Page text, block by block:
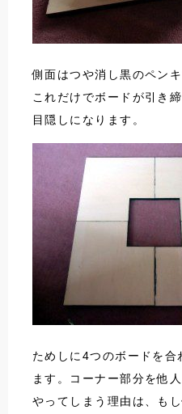
側面はつや消し黒のペン
これだけでボードが引き
目隠しになります。
ためしに4つのボードを合
ます。コーナー部分を他
やってしまう理由は、も